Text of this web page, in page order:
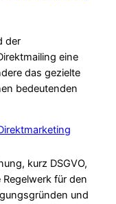
der
eine
das gezielte
bedeutenden
kurz DSGVO,
für den
und